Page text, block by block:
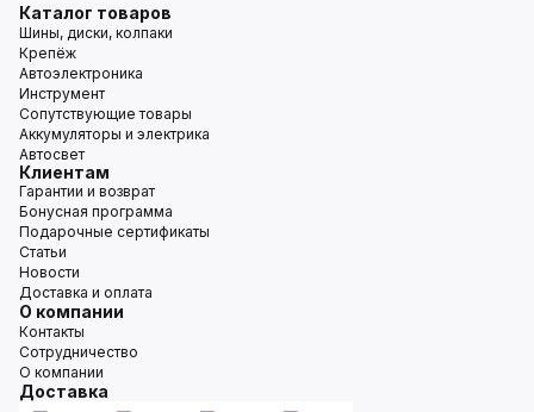
Каталог товаров
Шины, диски, колпаки
Крепёж
Автоэлектроника
Инструмент
Сопутствующие товары
Аккумуляторы и электрика
Автосвет
Клиентам
Гарантии и возврат
Бонусная программа
Подарочные сертификаты
Статьи
Новости
Доставка и оплата
О компании
Контакты
Сотрудничество
О компании
Доставка